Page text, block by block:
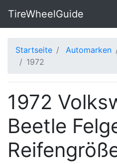
TireWheelGuide
Startseite Automarken
1972
1972
Beetle